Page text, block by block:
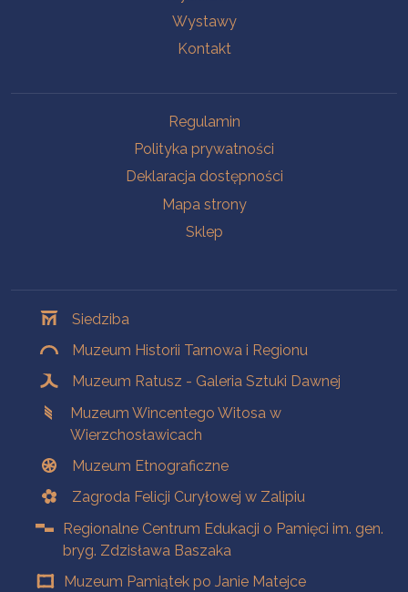
Wystawy
Kontakt
Regulamin
Polityka prywatności
Deklaracja dostępności
Mapa strony
Sklep
Siedziba
Muzeum Historii Tarnowa i Regionu
Muzeum Ratusz - Galeria Sztuki Dawnej
Muzeum Wincentego Witosa w
Wierzchosławicach
Muzeum Etnograficzne
Zagroda Felicji Curyłowej w Zalipiu
Regionalne Centrum Edukacji o Pamięci im. gen.
bryg. Zdzisława Baszaka
Muzeum Pamiątek po Janie Matejce